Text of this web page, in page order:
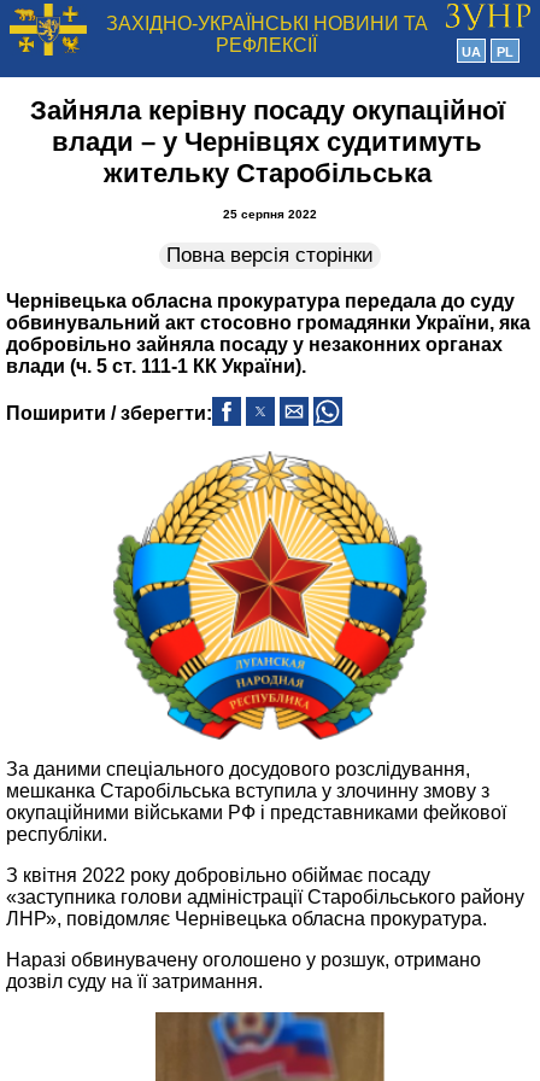
ЗАХІДНО-УКРАЇНСЬКІ НОВИНИ ТА
РЕФЛЕКСІЇ
UA PL
Зайняла керівну посаду окупаційної
влади – у Чернівцях судитимуть
жительку Старобільська
25 серпня 2022
Повна версія сторінки
Чернівецька обласна прокуратура передала до суду
обвинувальний акт стосовно громадянки України, яка
добровільно зайняла посаду у незаконних органах
влади (ч. 5 ст. 111-1 КК України).
Поширити / зберегти:
За даними спеціального досудового розслідування,
мешканка Старобільська вступила у злочинну змову з
окупаційними військами РФ і представниками фейкової
республіки.
З квітня 2022 року добровільно обіймає посаду
«заступника голови адміністрації Старобільського району
ЛНР», повідомляє Чернівецька обласна прокуратура.
Наразі обвинувачену оголошено у розшук, отримано
дозвіл суду на її затримання.